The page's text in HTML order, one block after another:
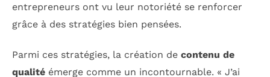
entrepreneurs ont vu leur notoriété se renforcer
grâce à des stratégies bien pensées.
Parmi ces stratégies, la création de contenu de
qualité émerge comme un incontournable. « J’ai